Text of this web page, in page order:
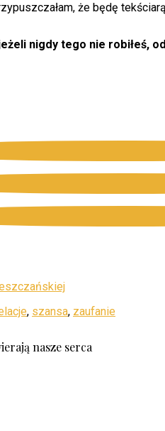
że będę
nigdy tego nie robiłeś,
, szansa, zaufanie
nasze serca